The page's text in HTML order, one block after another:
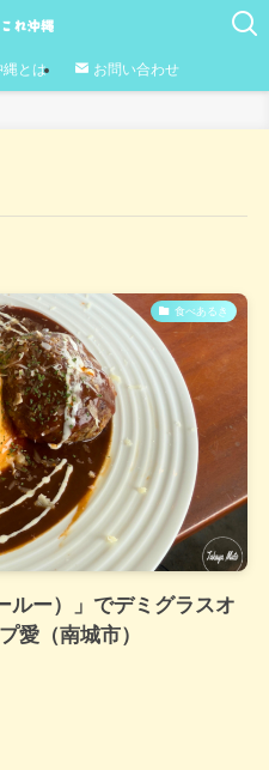
とは お問い合わせ
食べあるき
ルー）」でデミグラスオ
愛（南城市）